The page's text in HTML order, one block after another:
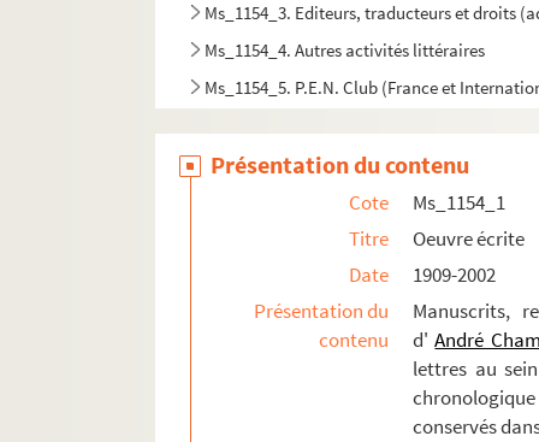
Ms_1154_3. Editeurs, traducteurs et droits
Ms_1154_4. Autres activités littéraires
Ms_1154_5. P.E.N. Club (France et
Ms_1154_7. Conférences de Chamson
Ms_1154_8. Correspondance
Ms_1154_9. Autres engagements
Ms_1154_10. Vie professionnelle
Ms_1154_11. Vie mondaine
Ms_1154_12. Reconnaissance publique
Ms_1154_13. Papiers personnels
Ms_1154_14. Articles de presse sur
Présentation du contenu
Cote
Ms_1154_1
Titre
Oeuvre écrite
Date
1909-2002
Présentation du
contenu
Manuscrits,
d' André
lettres au
conservés